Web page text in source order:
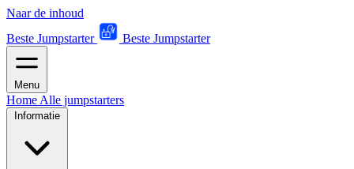
Naar de inhoud
Beste Jumpstarter
Beste Jumpstarter
Menu
Home Alle jumpstarters
Informatie